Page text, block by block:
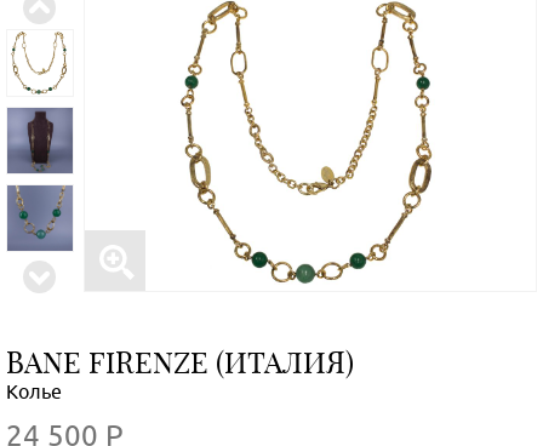
BANE FIRENZE (ИТАЛИЯ)
Колье
24 500 Р